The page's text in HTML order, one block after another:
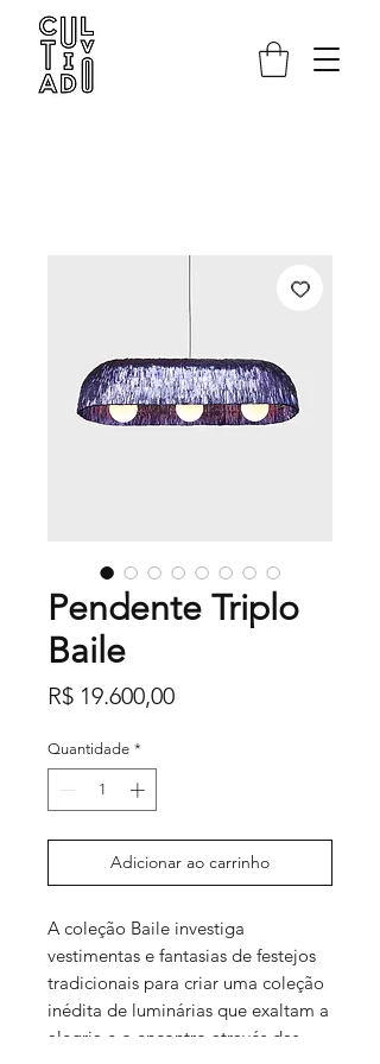
Pendente Triplo
Baile
R$ 19.600,00Preço
Quantidade *
Adicionar ao carrinho
A coleção Baile investiga
vestimentas e fantasias de festejos
tradicionais para criar uma coleção
inédita de luminárias que exaltam a
alegria e o encontro através das